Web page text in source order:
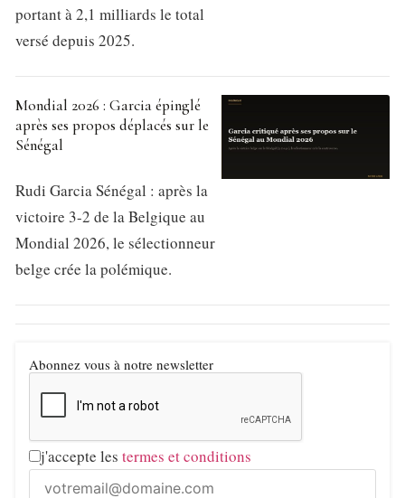
portant à 2,1 milliards le total
versé depuis 2025.
Mondial 2026 : Garcia épinglé
après ses propos déplacés sur le
Sénégal
Rudi Garcia Sénégal : après la
victoire 3-2 de la Belgique au
Mondial 2026, le sélectionneur
belge crée la polémique.
Abonnez vous à notre newsletter
j'accepte les termes et conditions